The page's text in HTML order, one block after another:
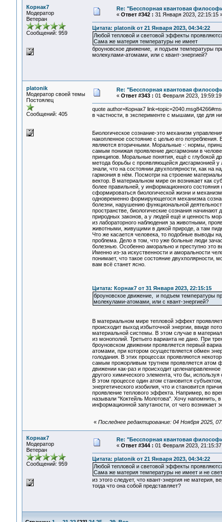
Корнак7
Модератор
Ветеран
Сообщений: 959
Re: "Бесспорная квантовая
« Ответ #342 : 31 Января 2023, 22:15:15
Цитата: platonik от 21 Января 2023, 04:34:22
Любой тепловой и световой эффекты
Сама же материя температуры не имеет
броуновское движение, и подъем температуры
молекулами-атомами, или с квант-энергией?
platonik
Модератор своей темы
Постоялец
Сообщений: 405
Re: "Бесспорная квантовая
« Ответ #343 : 01 Февраля 2023,
quote author=Корнак7
в частности, в эксперименте с мышами, где для
Биологическое сознание-это механизм
накопленное состояние с целью его
являются вторичными. Моральные -: нормы,
самым понижая проявление дисгармонии в
принципов. Моральные понятия, ещё с глубокой
метода борьбы с проявляющейся дисгармонией у
знали, что на состоянии двухполярности, как на
гармония в нём. Посмотри на строение
вектор. В материальном мире он возникает как
более правильней, у информационного
сформироваться биологической жизни и
одновременно формирующегося механизма
болезни, нарушению функциональной
пространстве, биологические сознания начинают
природных законов, а у людей ещё и ценность
из лабораторного наблюдения за животными,
животными, живущими в дикой природе, а там
Что же касается человека, то подобные выводы
проблема. Дело в том, что уже больные люди
болезнью. Особенно аморально и преступно это
Именно из-за искуственности и аморальности
понимает, что такое состояние двухполярности,
вам всё станет ясно.
Цитата: Корнак7 от 31 Января 2023, 22:15:15
броуновское движение, и подъем температуры
молекулами-атомами, или с квант-энергией?
В материальном мире тепловой эффект
происходит выход избыточной энергии, ввиде
материальной системы. В этом случае в
из монополий. Третьего варианта не дано. При
броуновском движении проявляется первый
атомами, при котором осуществляется обмен
голодания. В этих процессах проявляются
самым прожорливым трутнем проявляется атом
движении как-раз и происходит
другого химического элемента, что бы,
В этом процессе один атом становится
энергетического изобилия, что и становится
проявление теплового эффекта. Например, во
называли "Коктейль Молотова". Хочу напомнить,
информационной запутаности, от чего возникает
« Последнее редактирование: 04 Ноября 2025,
Корнак7
Модератор
Ветеран
Сообщений: 959
Re: "Бесспорная квантовая
« Ответ #344 : 01 Февраля 2023,
Цитата: platonik от 21 Января 2023, 04:34:22
Любой тепловой и световой эффекты
Сама же материя температуры не имеет и не
из этого следует, что квант-энергия не материя,
тогда что она собой представляет?